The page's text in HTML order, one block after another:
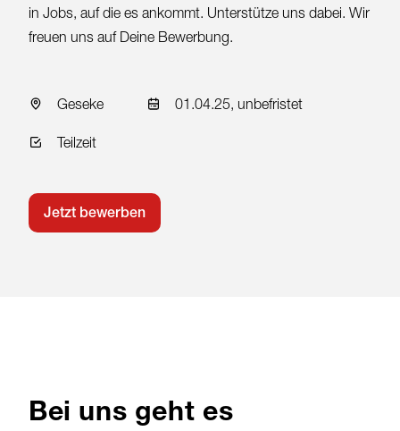
in Jobs, auf die es ankommt. Unterstütze uns dabei. Wir
freuen uns auf Deine Bewerbung.
Geseke 01.04.25, unbefristet
Teilzeit
Jetzt bewerben
Bei uns geht es